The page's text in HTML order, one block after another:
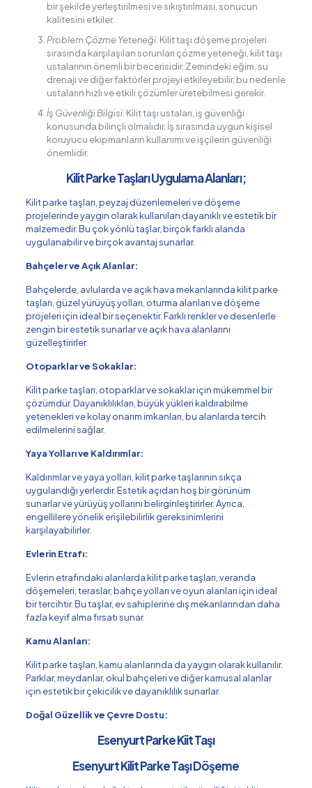
bir şekilde yerleştirilmesi ve sıkıştırılması, sonucun
kalitesini etkiler.
Problem Çözme Yeteneği: Kilit taşı döşeme projeleri
sırasında karşılaşılan sorunları çözme yeteneği, kilit taşı
ustalarının önemli bir becerisidir. Zemindeki eğim, su
drenajı ve diğer faktörler projeyi etkileyebilir, bu nedenle
ustaların hızlı ve etkili çözümler üretebilmesi gerekir.
İş Güvenliği Bilgisi: Kilit taşı ustaları, iş güvenliği
konusunda bilinçli olmalıdır. İş sırasında uygun kişisel
koruyucu ekipmanların kullanımı ve işçilerin güvenliği
önemlidir.
Kilit Parke Taşları Uygulama Alanları;
Kilit parke taşları, peyzaj düzenlemeleri ve döşeme
projelerinde yaygın olarak kullanılan dayanıklı ve estetik bir
malzemedir. Bu çok yönlü taşlar, birçok farklı alanda
uygulanabilir ve birçok avantaj sunarlar.
Bahçeler ve Açık Alanlar:
Bahçelerde, avlularda ve açık hava mekanlarında kilit parke
taşları, güzel yürüyüş yolları, oturma alanları ve döşeme
projeleri için ideal bir seçenektir. Farklı renkler ve desenlerle
zengin bir estetik sunarlar ve açık hava alanlarını
güzelleştirirler.
Otoparklar ve Sokaklar:
Kilit parke taşları, otoparklar ve sokaklar için mükemmel bir
çözümdür. Dayanıklılıkları, büyük yükleri kaldırabilme
yetenekleri ve kolay onarım imkanları, bu alanlarda tercih
edilmelerini sağlar.
Yaya Yolları ve Kaldırımlar:
Kaldırımlar ve yaya yolları, kilit parke taşlarının sıkça
uygulandığı yerlerdir. Estetik açıdan hoş bir görünüm
sunarlar ve yürüyüş yollarını belirginleştirirler. Ayrıca,
engellilere yönelik erişilebilirlik gereksinimlerini
karşılayabilirler.
Evlerin Etrafı:
Evlerin etrafındaki alanlarda kilit parke taşları, veranda
döşemeleri, teraslar, bahçe yolları ve oyun alanları için ideal
bir tercihtir. Bu taşlar, ev sahiplerine dış mekanlarından daha
fazla keyif alma fırsatı sunar.
Kamu Alanları:
Kilit parke taşları, kamu alanlarında da yaygın olarak kullanılır.
Parklar, meydanlar, okul bahçeleri ve diğer kamusal alanlar
için estetik bir çekicilik ve dayanıklılık sunarlar.
Doğal Güzellik ve Çevre Dostu:
Esenyurt Parke Kiit Taşı
Esenyurt Kilit Parke Taşı Döşeme